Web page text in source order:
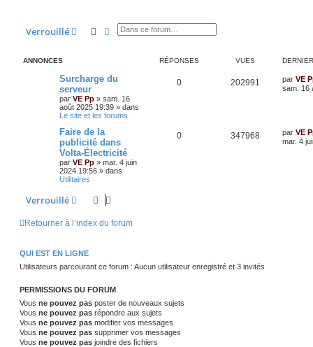
Verrouillé Rechercher
Recherche avancée
ANNONCES RÉPONSES VUES
Surcharge du
serveur
par VE Pp » sam. 16
août 2025 19:39 » dans
Le site et les forums
0 202991 par VE
sam. 16
Faire de la
publicité dans
Volta-Électricité
par VE Pp » mar. 4 juin
2024 19:56 » dans
Utilitaires
0 347968 par VE
mar. 4
Verrouillé
Retourner à l’index du forum
QUI EST EN LIGNE
Utilisateurs parcourant ce forum : Aucun utilisateur enregistré et 3 invités
PERMISSIONS DU FORUM
Vous ne pouvez pas poster de nouveaux sujets
Vous ne pouvez pas répondre aux sujets
Vous ne pouvez pas modifier vos messages
Vous ne pouvez pas supprimer vos messages
Vous ne pouvez pas joindre des fichiers